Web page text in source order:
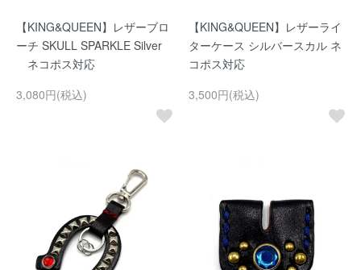
【KING&QUEEN】レザーブロ
ーチ SKULL SPARKLE Silver
ネコポス対応
3,080円(税込)
【KING&QUEEN】レザーライ
ターケース シルバースカル ネ
コポス対応
3,500円(税込)